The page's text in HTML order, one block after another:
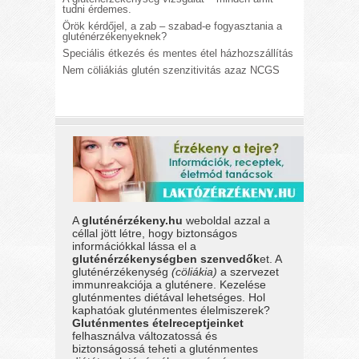
tudni érdemes.
Örök kérdőjel, a zab – szabad-e fogyasztania a
gluténérzékenyeknek?
Speciális étkezés és mentes étel házhozszállítás
Nem cöliákiás glutén szenzitivitás azaz NCGS
Agluténérzékeny.hu weboldal azzal a
céllal jött létre, hogy biztonságos
információkkal lássa el a
gluténérzékenységben szenvedőket. A
gluténérzékenység(cöliákia) a szervezet
immunreakciója a gluténere. Kezelése
gluténmentes diétával lehetséges. Hol
kaphatóak gluténmentes élelmiszerek?
Gluténmentes ételreceptjeinket
felhasználva változatossá és
biztonságossá teheti a gluténmentes